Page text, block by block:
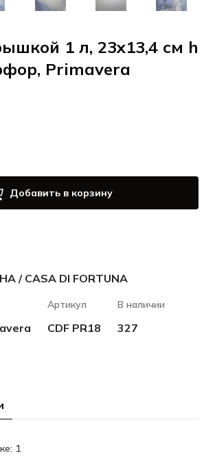
1 л, 23x13,4 см h
Primavera
Добавить в корзину
/ CASA DI FORTUNA
Артикул
CDF PR18
В наличии
327
1